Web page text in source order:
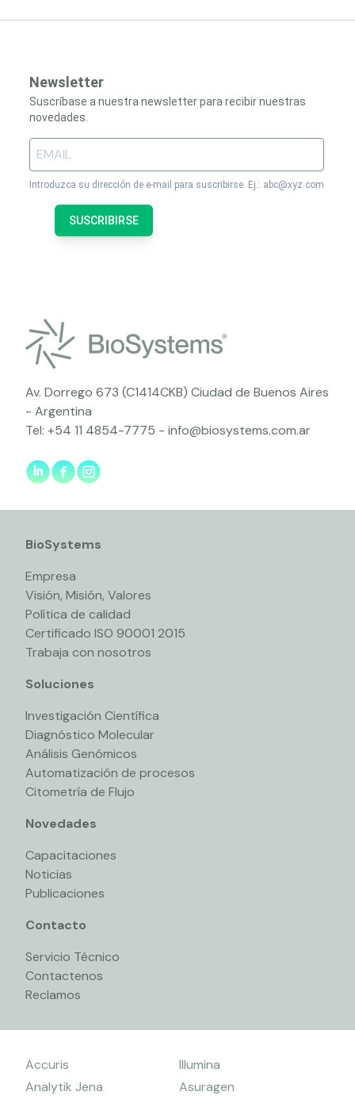
Newsletter
Suscríbase a nuestra newsletter para recibir nuestras
novedades.
Introduzca su dirección de e-mail para suscribirse. Ej.: abc@xyz.com
SUSCRIBIRSE
Av. Dorrego 673 (C1414CKB) Ciudad de Buenos Aires
- Argentina
Tel: +54 11 4854-7775 - info@biosystems.com.ar
BioSystems
Empresa
Visión, Misión, Valores
Política de calidad
Certificado ISO 90001 2015
Trabaja con nosotros
Soluciones
Investigación Científica
Diagnóstico Molecular
Análisis Genómicos
Automatización de procesos
Citometría de Flujo
Novedades
Capacitaciones
Noticias
Publicaciones
Contacto
Servicio Técnico
Contactenos
Reclamos
Accuris
Illumina
Analytik Jena
Asuragen